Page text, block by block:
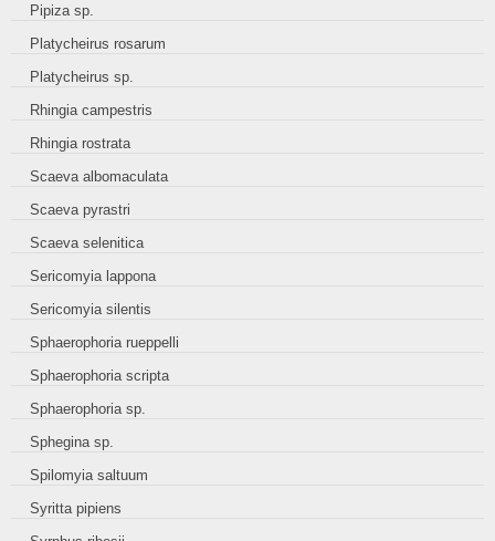
Pipiza sp.
Platycheirus rosarum
Platycheirus sp.
Rhingia campestris
Rhingia rostrata
Scaeva albomaculata
Scaeva pyrastri
Scaeva selenitica
Sericomyia lappona
Sericomyia silentis
Sphaerophoria rueppelli
Sphaerophoria scripta
Sphaerophoria sp.
Sphegina sp.
Spilomyia saltuum
Syritta pipiens